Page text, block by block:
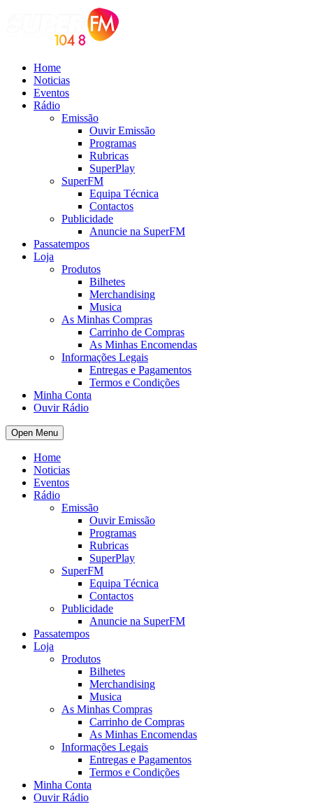
Home
Noticias
Eventos
Rádio
Emissão
Ouvir Emissão
Programas
Rubricas
SuperPlay
SuperFM
Equipa Técnica
Contactos
Publicidade
Anuncie na SuperFM
Passatempos
Loja
Produtos
Bilhetes
Merchandising
Musica
As Minhas Compras
Carrinho de Compras
As Minhas Encomendas
Informações Legais
Entregas e Pagamentos
Termos e Condições
Minha Conta
Ouvir Rádio
Open Menu
Home
Noticias
Eventos
Rádio
Emissão
Ouvir Emissão
Programas
Rubricas
SuperPlay
SuperFM
Equipa Técnica
Contactos
Publicidade
Anuncie na SuperFM
Passatempos
Loja
Produtos
Bilhetes
Merchandising
Musica
As Minhas Compras
Carrinho de Compras
As Minhas Encomendas
Informações Legais
Entregas e Pagamentos
Termos e Condições
Minha Conta
Ouvir Rádio